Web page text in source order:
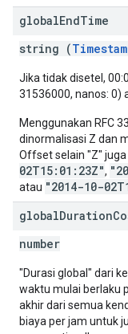
globalEndTime
string (
Jika tidak disetel,
31536000, nanos: 0)
Menggunakan RFC
dinormalisasi Z dan
Offset selain "Z"
02T15:01:23Z",
atau "2014-10-
globalDuration
number
"Durasi global" dari
waktu mulai berlaku
akhir dari semua
biaya per jam untuk